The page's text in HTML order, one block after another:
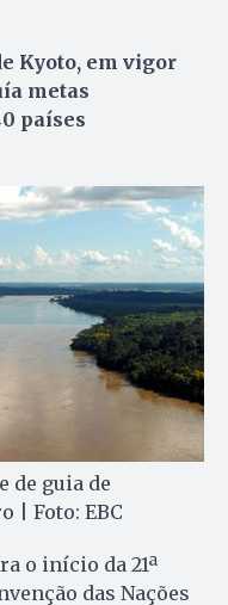
Kyoto, em vigor
metas
países
de guia de
| Foto: EBC
o início da 21ª
das Nações